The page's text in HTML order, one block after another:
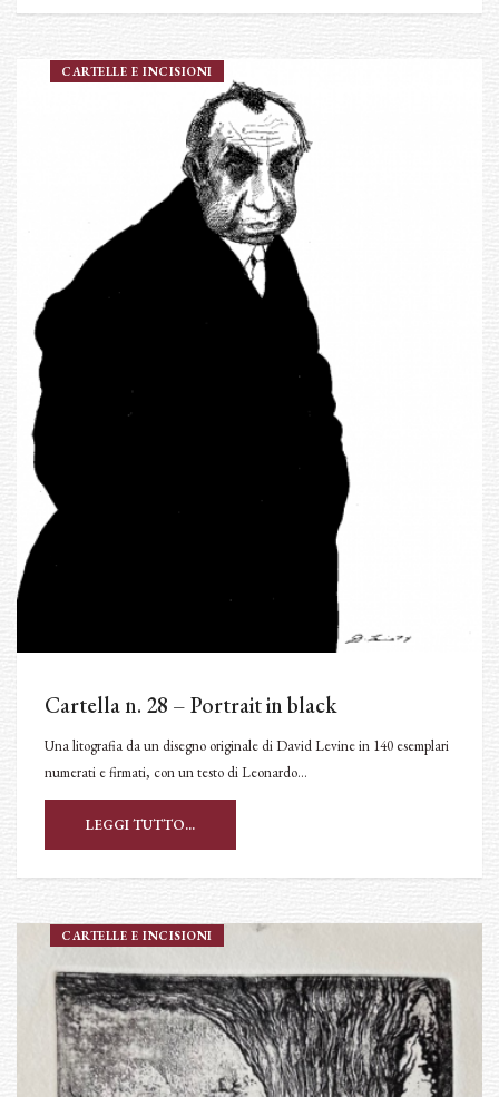
CARTELLE E INCISIONI
Cartella n. 28 – Portrait in black
Una litografia da un disegno originale di David Levine in 140 esemplari
numerati e firmati, con un testo di Leonardo…
LEGGI TUTTO...
CARTELLE E INCISIONI